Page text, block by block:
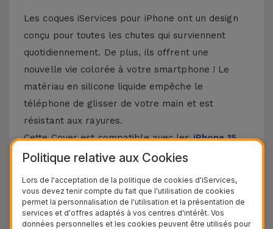
Les coques iServices pour iPhone ont un design
conçu pour toutes les chutes qui surviennent
quotidiennement. De plus, ils offrent une
nouvelle vie colorée à votre smartphone ! Le
matériau en silicone liquide empêche le
téléphone de glisser de votre main et est
résistant aux rayures.
Cette Cover est compatible avec lesiPhone 15,
14, 13, 12, entre autres, ainsi qu'avec le modèle le
Protection à 3 couches avec coques en
silicone
Politique relative aux Cookies
Lors de l'acceptation de la politique de cookies d'iServices,
vous devez tenir compte du fait que l'utilisation de cookies
permet la personnalisation de l'utilisation et la présentation de
services et d'offres adaptés à vos centres d'intérêt. Vos
données personnelles et les cookies peuvent être utilisés pour